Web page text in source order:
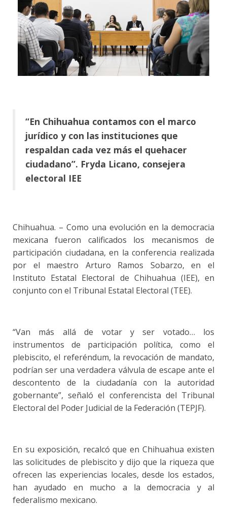
“En Chihuahua contamos con el marco
jurídico y con las instituciones que
respaldan cada vez más el quehacer
ciudadano”. Fryda Licano, consejera
electoral IEE
Chihuahua. – Como una evolución en la democracia
mexicana fueron calificados los mecanismos de
participación ciudadana, en la conferencia realizada
por el maestro Arturo Ramos Sobarzo, en el
Instituto Estatal Electoral de Chihuahua (IEE), en
conjunto con el Tribunal Estatal Electoral (TEE).
“Van más allá de votar y ser votado… los
instrumentos de participación política, como el
plebiscito, el referéndum, la revocación de mandato,
podrían ser una verdadera válvula de escape ante el
descontento de la ciudadanía con la autoridad
gobernante”, señaló el conferencista del Tribunal
Electoral del Poder Judicial de la Federación (TEPJF).
En su exposición, recalcó que en Chihuahua existen
las solicitudes de plebiscito y dijo que la riqueza que
ofrecen las experiencias locales, desde los estados,
han ayudado en mucho a la democracia y al
federalismo mexicano.